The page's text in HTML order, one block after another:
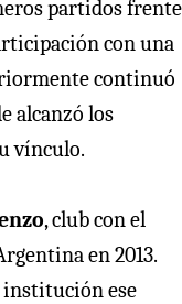
partidos frente
con una
continuó
alcanzó los
vínculo.
, club con el
en 2013.
institución ese